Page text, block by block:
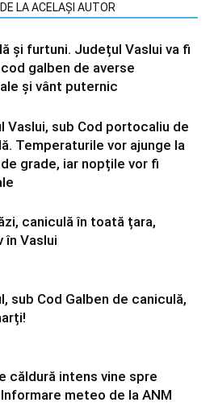
DE LA ACELAȘI AUTOR
și furtuni. Județul Vaslui va fi
galben de averse
și vânt puternic
Vaslui, sub Cod portocaliu de
Temperaturile vor ajunge la
grade, iar nopțile vor fi
caniculă în toată țara,
în Vaslui
sub Cod Galben de caniculă,
căldură intens vine spre
meteo de la ANM